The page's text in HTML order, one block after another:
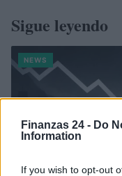
Finanzas 24 - Do
Information
If you wish to opt-out
Sigue leyendo
NEWS